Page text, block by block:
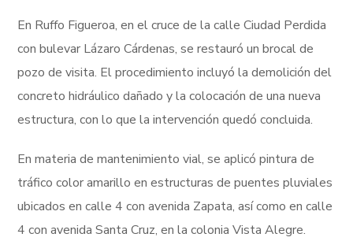
En Ruffo Figueroa, en el cruce de la calle Ciudad Perdida
con bulevar Lázaro Cárdenas, se restauró un brocal de
pozo de visita. El procedimiento incluyó la demolición del
concreto hidráulico dañado y la colocación de una nueva
estructura, con lo que la intervención quedó concluida.
En materia de mantenimiento vial, se aplicó pintura de
tráfico color amarillo en estructuras de puentes pluviales
ubicados en calle 4 con avenida Zapata, así como en calle
4 con avenida Santa Cruz, en la colonia Vista Alegre.